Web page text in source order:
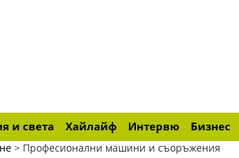
и света Хайлайф Интервю Бизнес
> Професионални машини и съоръжения